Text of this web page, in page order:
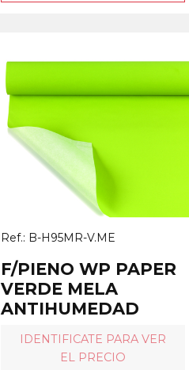
Ref.: B-H95MR-V.ME
F/PIENO WP PAPER
VERDE MELA
ANTIHUMEDAD
IDENTIFICATE PARA VER
EL PRECIO